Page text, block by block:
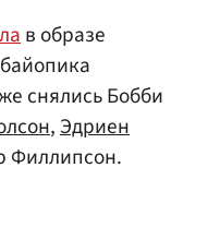
в образе
снялись Бобби
,Эдриен
Филлипсон.